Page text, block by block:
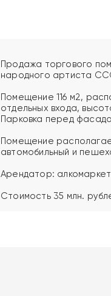
Продажа торгового
народного артиста
Помещение 116 м2,
отдельных входа,
Парковка перед
Помещение
автомобильный и
Арендатор:
Стоимость 35 млн.